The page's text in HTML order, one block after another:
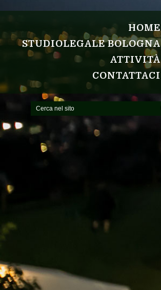
HOME
STUDIOLEGALE BOLOGNA
ATTIVITÀ
CONTATTACI